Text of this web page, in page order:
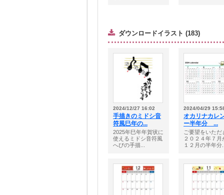
ダウンロードイラスト (183)
2024/12/27 16:02
手描きのミドシ音
符風巳年の...
2025年巳年年賀状に
使えるミドシ音符風
へびの手描...
2024/04/29
オカリナカレ
ー半年分 ...
ご要望をいただ
２０２４年７月
１２月の半年分